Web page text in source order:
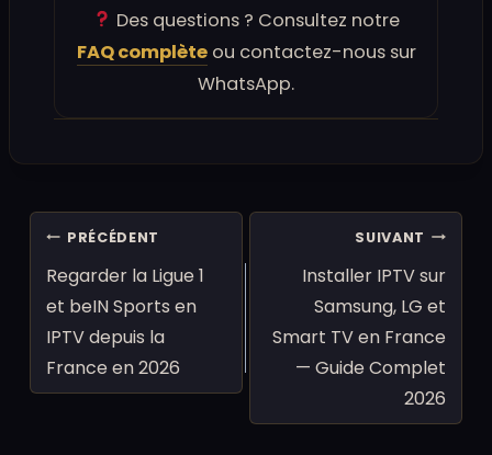
Des questions ? Consultez notre
FAQ complèteou contactez-nous sur
WhatsApp.
Navigation
l’article
PRÉCÉDENT
Regarder la Ligue 1
et beIN Sports en
IPTV depuis la
France en 2026
SUIVANT
Installer IPTV sur
Samsung, LG et
Smart TV en France
— Guide Complet
2026